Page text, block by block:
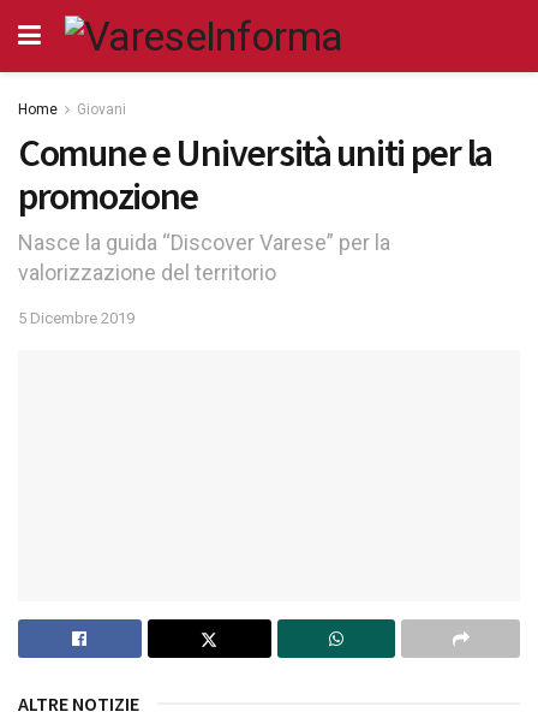
Home Giovani
Comune e Università uniti per la
promozione
Nasce la guida “Discover Varese” per la
valorizzazione del territorio
5 Dicembre 2019
ALTRE NOTIZIE